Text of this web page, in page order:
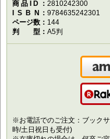
商品ID
2810242300
ISBN
9784635242301
ページ数
144
判型A5判
※お電話でのご注文：ブック
時/土日祝日も受付)